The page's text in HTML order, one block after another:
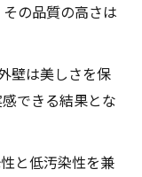
の品質の高さは
壁は美しさを保
できる結果とな
と低汚染性を兼